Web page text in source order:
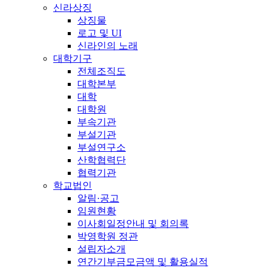
신라상징
상징물
로고 및 UI
신라인의 노래
대학기구
전체조직도
대학본부
대학
대학원
부속기관
부설기관
부설연구소
산학협력단
협력기관
학교법인
알림·공고
임원현황
이사회일정안내 및 회의록
박영학원 정관
설립자소개
연간기부금모금액 및 활용실적